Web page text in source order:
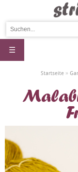
☰
Startseite »